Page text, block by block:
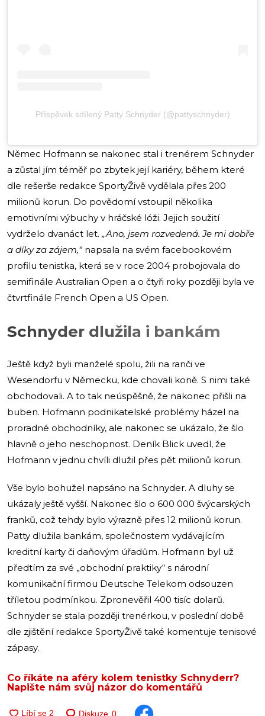
Příspěvek sdílený Patty Schnyder (@pattyschnyder)
Němec Hofmann se nakonec stal i trenérem Schnyder
a zůstal jím téměř po zbytek její kariéry, během které
dle rešerše redakce SportyŽivě vydělala přes 200
milionů korun. Do povědomí vstoupil několika
emotivními výbuchy v hráčské lóži. Jejich soužití
vydrželo dvanáct let. „Ano, jsem rozvedená. Je mi dobře
a díky za zájem,“napsala na svém facebookovém
profilu tenistka, která se v roce 2004 probojovala do
semifinále Australian Open a o čtyři roky později byla ve
čtvrtfinále French Open a US Open.
Schnyder dlužila i bankám
Ještě když byli manželé spolu, žili na ranči ve
Wesendorfu v Německu, kde chovali koně. S nimi také
obchodovali. A to tak neúspěšně, že nakonec přišli na
buben. Hofmann podnikatelské problémy házel na
proradné obchodníky, ale nakonec se ukázalo, že šlo
hlavně o jeho neschopnost. Deník Blick uvedl, že
Hofmann v jednu chvíli dlužil přes pět milionů korun.
Vše bylo bohužel napsáno na Schnyder. A dluhy se
ukázaly ještě vyšší. Nakonec šlo o 600 000 švýcarských
franků, což tehdy bylo výrazně přes 12 milionů korun.
Patty dlužila bankám, společnostem vydávajícím
kreditní karty či daňovým úřadům. Hofmann byl už
předtím za své „obchodní praktiky“ s národní
komunikační firmou Deutsche Telekom odsouzen
tříletou podmínkou. Zpronevěřil 400 tisíc dolarů.
Schnyder se stala později trenérkou, v poslední době
dle zjištění redakce SportyŽivě také komentuje tenisové
zápasy.
Co říkáte na aféry kolem tenistky Schnyderr?
Napište nám svůj názor do komentářů
Diskuze 0